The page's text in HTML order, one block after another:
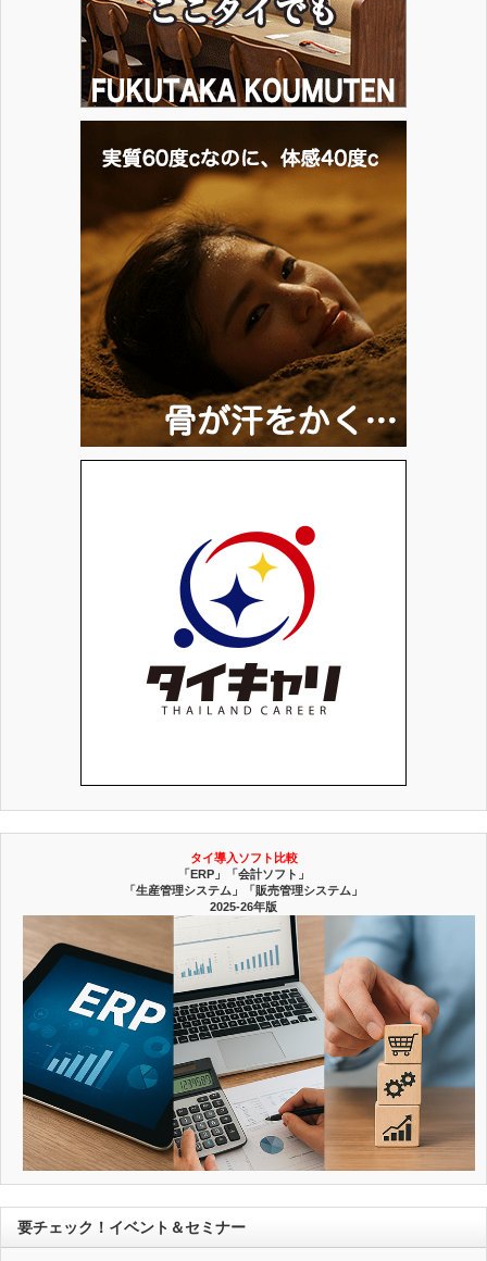
タイ導入ソフト比較
「ERP」「会計ソフト」
「生産管理システム」「販売管理システム」
2025-26年版
要チェック！イベント＆セミナー